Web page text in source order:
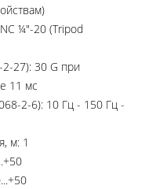
¼"-20 (Tripod
27): 30 G при
11 мс
2-6): 10 Гц - 150 Гц -
м: 1